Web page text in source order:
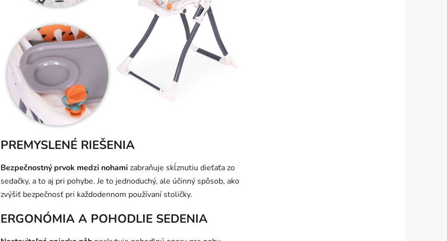
PREMYSLENÉ RIEŠENIA
Bezpečnostný prvok medzi nohamizabraňuje skĺznutiu dieťaťa zo
sedačky, a to aj pri pohybe. Je to jednoduchý, ale účinný spôsob, ako
zvýšiť bezpečnosť pri každodennom používaní stoličky.
ERGONÓMIA A POHODLIE SEDENIA